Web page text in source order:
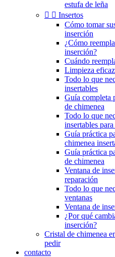
estufa de leña
  Insertos
Cómo tomar
inserción
¿Cómo
inserción?
Cuándo
Limpieza
Todo lo que
insertables
Guía completa
de chimenea
Todo lo que
insertables
Guía práctica
chimenea
Guía práctica
de chimenea
Ventana de
reparación
Todo lo que
ventanas
Ventana de
¿Por qué
inserción?
Cristal de chimenea
pedir
contacto